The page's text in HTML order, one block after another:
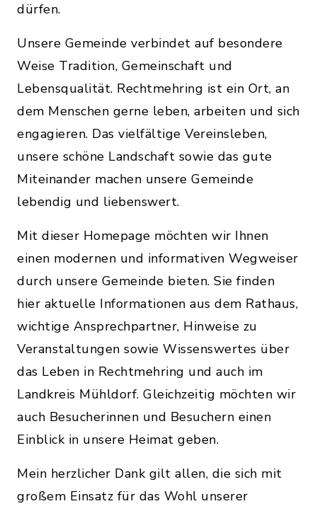
dürfen.
Unsere Gemeinde verbindet auf besondere
Weise Tradition, Gemeinschaft und
Lebensqualität. Rechtmehring ist ein Ort, an
dem Menschen gerne leben, arbeiten und sich
engagieren. Das vielfältige Vereinsleben,
unsere schöne Landschaft sowie das gute
Miteinander machen unsere Gemeinde
lebendig und liebenswert.
Mit dieser Homepage möchten wir Ihnen
einen modernen und informativen Wegweiser
durch unsere Gemeinde bieten. Sie finden
hier aktuelle Informationen aus dem Rathaus,
wichtige Ansprechpartner, Hinweise zu
Veranstaltungen sowie Wissenswertes über
das Leben in Rechtmehring und auch im
Landkreis Mühldorf. Gleichzeitig möchten wir
auch Besucherinnen und Besuchern einen
Einblick in unsere Heimat geben.
Mein herzlicher Dank gilt allen, die sich mit
großem Einsatz für das Wohl unserer